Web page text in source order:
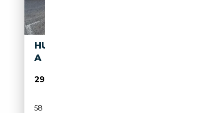
HUMMER H3 H3 3.7 LUXURY
A
29 990€
58 700 km